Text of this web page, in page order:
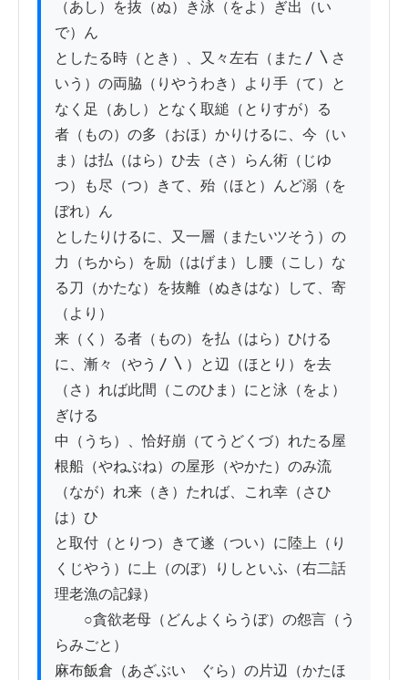
（あし）を抜（ぬ）き泳（をよ）ぎ出（い
で）ん
としたる時（とき）、又々左右（また〳〵さ
いう）の両脇（りやうわき）より手（て）と
なく足（あし）となく取縋（とりすが）る
者（もの）の多（おほ）かりけるに、今（い
ま）は払（はら）ひ去（さ）らん術（じゆ
つ）も尽（つ）きて、殆（ほと）んど溺（を
ぼれ）ん
としたりけるに、又一層（またいツそう）の
力（ちから）を励（はげま）し腰（こし）な
る刀（かたな）を抜離（ぬきはな）して、寄
（より）
来（く）る者（もの）を払（はら）ひける
に、漸々（やう〳〵）と辺（ほとり）を去
（さ）れば此間（このひま）にと泳（をよ）
ぎける
中（うち）、恰好崩（てうどくづ）れたる屋
根船（やねぶね）の屋形（やかた）のみ流
（なが）れ来（き）たれば、これ幸（さひ
は）ひ
と取付（とりつ）きて遂（つい）に陸上（り
くじやう）に上（のぼ）りしといふ（右二話
理老漁の記録）
○貪欲老母（どんよくらうぼ）の怨言（う
らみごと）
麻布飯倉（あざぶいゝぐら）の片辺（かたほ